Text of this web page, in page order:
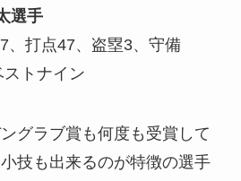
選手
打点47、盗塁3、守備
トナイン
グラブ賞も何度も受賞して
技も出来るのが特徴の選手